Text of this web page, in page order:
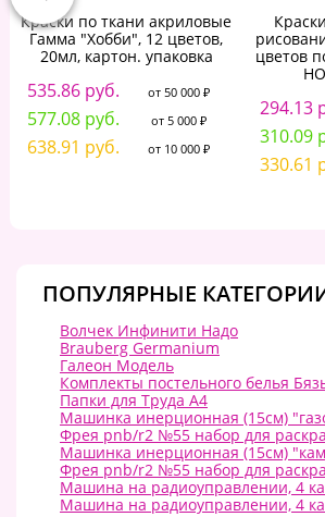
Краски по ткани акриловые
Гамма "Хобби", 12 цветов,
20мл, картон. упаковка
535.86 руб. от 50 000 ₽
577.08 руб. от 5 000 ₽
638.91 руб. от 10 000 ₽
цветов
294.13
310.09
330.61
ПОПУЛЯРНЫЕ
Волчек Инфинити Надо
Brauberg Germanium
Галеон Модель
Комплекты постельного белья
Папки для Труда А4
Машинка инерционная (15см)
Фрея pnb/r2 №55 набор для
Машинка инерционная (15см)
Фрея pnb/r2 №55 набор для
Машина на радиоуправлении, 4
Машина на радиоуправлении, 4